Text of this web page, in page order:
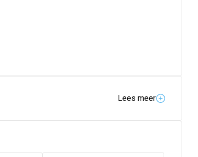
Lees meer
Nutrilon®-formules en bieden je zo het beste
2is ontwikkeld om te voorzien in de